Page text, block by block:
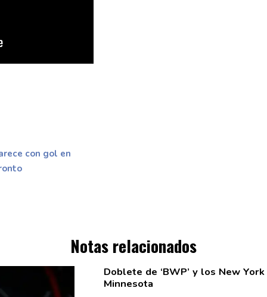
con gol en
Notas relacionados
Doblete de ‘BWP’ y los New
Minnesota